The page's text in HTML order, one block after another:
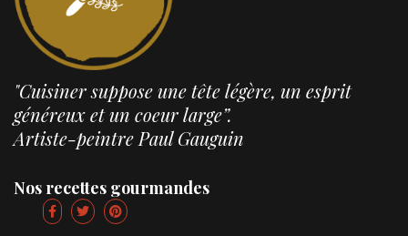
"Cuisiner suppose une tête légère, un esprit
généreux et un coeur large”.
Artiste-peintre Paul Gauguin
Nos recettes gourmandes